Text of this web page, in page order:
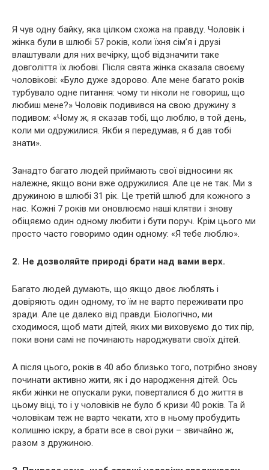
Я чув одну байку, яка цілком схожа на правду. Чоловік і
жінка були в шлюбі 57 років, коли їхня сім’я і друзі
влаштували для них вечірку, щоб відзначити таке
довголіття їх любові. Після свята жінка сказала своєму
чоловікові: «Було дуже здорово. Але мене багато років
турбувало одне питання: чому ти ніколи не говориш, що
любиш мене?» Чоловік подивився на свою дружину з
подивом: «Чому ж, я сказав тобі, що люблю, в той день,
коли ми одружилися. Якби я передумав, я б дав тобі
знати».
Занадто багато людей приймають свої відносини як
належне, якщо вони вже одружилися. Але це не так. Ми з
дружиною в шлюбі 31 рік. Це третій шлюб для кожного з
нас. Кожні 7 років ми оновлюємо наші клятви і знову
обіцяємо один одному любити і бути поруч. Крім цього ми
просто часто говоримо один одному: «Я тебе люблю».
2. Не дозволяйте природі брати над вами верх.
Багато людей думають, що якщо двоє люблять і
довіряють один одному, то їм не варто переживати про
зради. Але це далеко від правди. Біологічно, ми
сходимося, щоб мати дітей, яких ми виховуємо до тих пір,
поки вони самі не починають народжувати своїх дітей.
А після цього, років в 40 або близько того, потрібно знову
починати активно жити, як і до народження дітей. Ось
якби жінки не опускали руки, поверталися б до життя в
цьому віці, то і у чоловіків не було б кризи 40 років. Та й
чоловікам теж не варто чекати, хто в ньому пробудить
колишню іскру, а брати все в свої руки – звичайно ж,
разом з дружиною.